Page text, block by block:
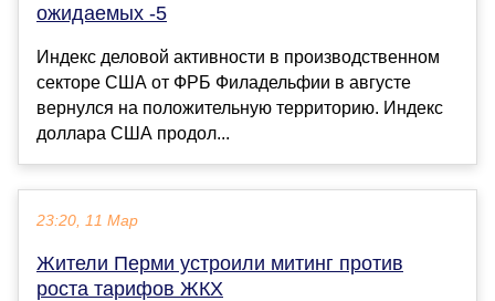
ожидаемых -5
Индекс деловой активности в производственном
секторе США от ФРБ Филадельфии в августе
вернулся на положительную территорию. Индекс
доллара США продол...
23:20, 11 Мар
Жители Перми устроили митинг против
роста тарифов ЖКХ